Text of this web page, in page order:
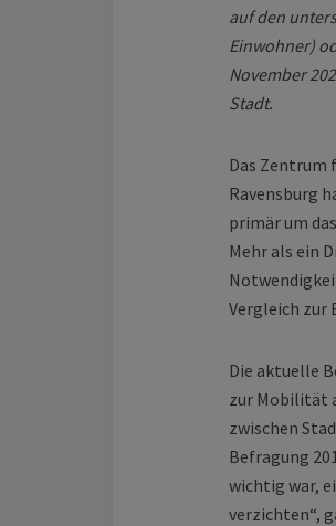
auf den
Einwohner)
November
Stadt.
Das Zentrum
Ravensburg
primär um
Mehr als ein
Vergleich zur
Die aktuelle
zur Mobilität
zwischen
Befragung
wichtig war,
verzichten“,